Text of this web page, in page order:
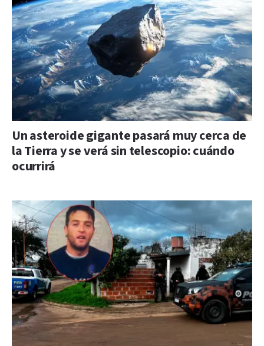
Un asteroide gigante pasará muy cerca de
la Tierra y se verá sin telescopio: cuándo
ocurrirá